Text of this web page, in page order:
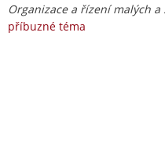
Organizace a řízení malých
příbuzné téma